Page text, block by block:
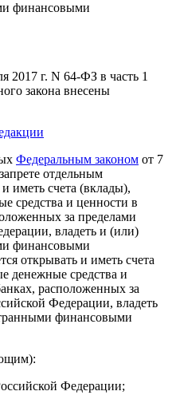
финансовыми
2017 г. N 64-ФЗ в часть 1
закона внесены
Федеральным законом от 7
отдельным
иметь счета (вклады),
средства и ценности в
за пределами
владеть и (или)
финансовыми
открывать и иметь счета
денежные средства и
расположенных за
Федерации, владеть
финансовыми
Федерации;